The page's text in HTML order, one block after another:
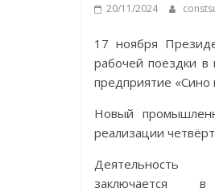
20/11/2024
17 ноября
рабочей поездки в
предприятие «Сино
Новый
реализации
заключается в